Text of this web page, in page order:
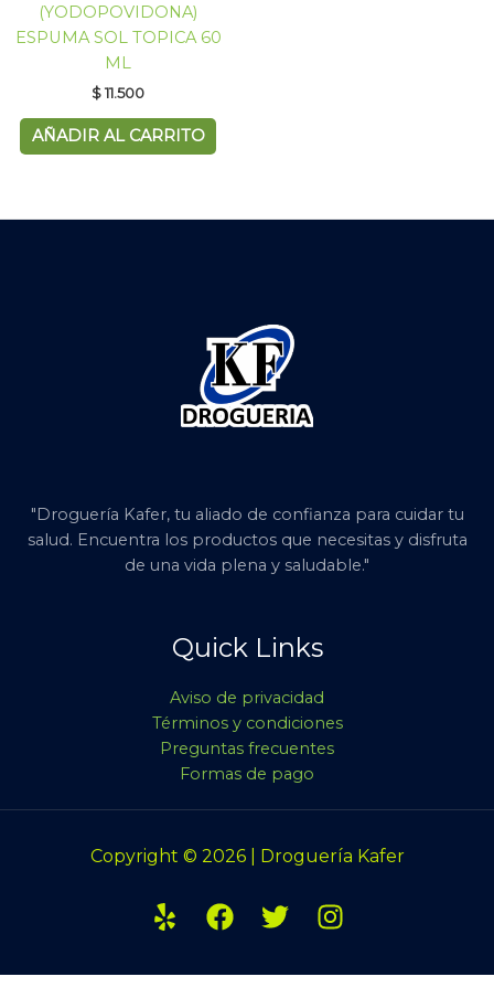
(YODOPOVIDONA)
ESPUMA SOL TOPICA 60
ML
$11.500
AÑADIR AL CARRITO
"Droguería Kafer, tu aliado de confianza para cuidar tu
salud. Encuentra los productos que necesitas y disfruta
de una vida plena y saludable."
Quick Links
Aviso de privacidad
Términos y condiciones
Preguntas frecuentes
Formas de pago
Copyright © 2026 | Droguería Kafer